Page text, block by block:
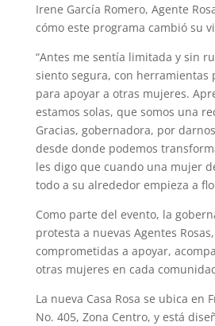
Irene García Romero, Agente
cómo este programa cambió su
“Antes me sentía limitada y sin
siento segura, con herramientas
para apoyar a otras mujeres.
estamos solas, que somos una
Gracias, gobernadora, por
desde donde podemos
les digo que cuando una mujer
todo a su alrededor empieza a
Como parte del evento, la
protesta a nuevas Agentes
comprometidas a apoyar,
otras mujeres en cada
La nueva Casa Rosa se ubica en
No. 405, Zona Centro, y está